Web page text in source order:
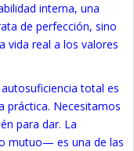
interna, una
de perfección, sino
vida real a los valores
total es
práctica. Necesitamos
para dar. La
mutuo— es una de las